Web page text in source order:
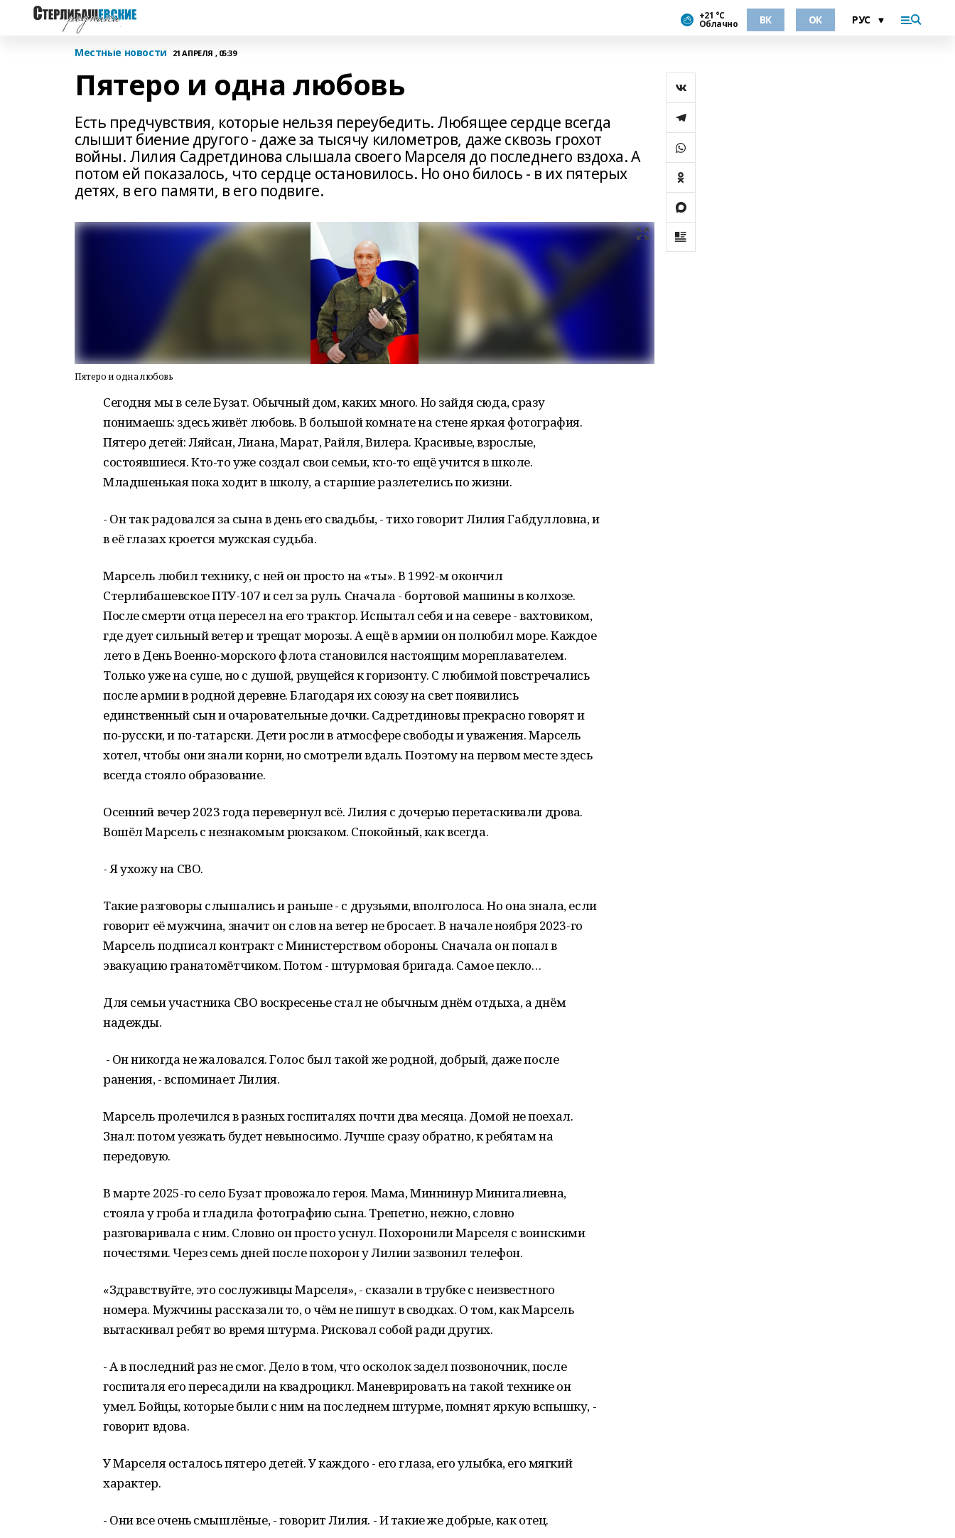
+21 °С
Облачно ВК ОК
Местные новости 21 АПРЕЛЯ , 05:39
Пятеро и одна любовь
Есть предчувствия, которые нельзя переубедить. Любящее сердце всегда
слышит биение другого - даже за тысячу километров, даже сквозь грохот
войны. Лилия Садретдинова слышала своего Марселя до последнего вздоха. А
потом ей показалось, что сердце остановилось. Но оно билось - в их пятерых
детях, в его памяти, в его подвиге.
Пятеро и одна любовь
Сегодня мы в селе Бузат. Обычный дом, каких много. Но зайдя сюда, сразу
понимаешь: здесь живёт любовь. В большой комнате на стене яркая фотография.
Пятеро детей: Ляйсан, Лиана, Марат, Райля, Вилера. Красивые, взрослые,
состоявшиеся. Кто-то уже создал свои семьи, кто-то ещё учится в школе.
Младшенькая пока ходит в школу, а старшие разлетелись по жизни.
- Он так радовался за сына в день его свадьбы, - тихо говорит Лилия Габдулловна, и
в её глазах кроется мужская судьба.
Марсель любил технику, с ней он просто на «ты». В 1992-м окончил
Стерлибашевское ПТУ-107 и сел за руль. Сначала - бортовой машины в колхозе.
После смерти отца пересел на его трактор. Испытал себя и на севере - вахтовиком,
где дует сильный ветер и трещат морозы. А ещё в армии он полюбил море. Каждое
лето в День Военно-морского флота становился настоящим мореплавателем.
Только уже на суше, но с душой, рвущейся к горизонту. С любимой повстречались
после армии в родной деревне. Благодаря их союзу на свет появились
единственный сын и очаровательные дочки. Садретдиновы прекрасно говорят и
по-русски, и по-татарски. Дети росли в атмосфере свободы и уважения. Марсель
хотел, чтобы они знали корни, но смотрели вдаль. Поэтому на первом месте здесь
всегда стояло образование.
Осенний вечер 2023 года перевернул всё. Лилия с дочерью перетаскивали дрова.
Вошёл Марсель с незнакомым рюкзаком. Спокойный, как всегда.
- Я ухожу на СВО.
Такие разговоры слышались и раньше - с друзьями, вполголоса. Но она знала, если
говорит её мужчина, значит он слов на ветер не бросает. В начале ноября 2023-го
Марсель подписал контракт с Министерством обороны. Сначала он попал в
эвакуацию гранатомётчиком. Потом - штурмовая бригада. Самое пекло…
Для семьи участника СВО воскресенье стал не обычным днём отдыха, а днём
надежды.
- Он никогда не жаловался. Голос был такой же родной, добрый, даже после
ранения, - вспоминает Лилия.
Марсель пролечился в разных госпиталях почти два месяца. Домой не поехал.
Знал: потом уезжать будет невыносимо. Лучше сразу обратно, к ребятам на
передовую.
В марте 2025-го село Бузат провожало героя. Мама, Миннинур Минигалиевна,
стояла у гроба и гладила фотографию сына. Трепетно, нежно, словно
разговаривала с ним. Словно он просто уснул. Похоронили Марселя с воинскими
почестями. Через семь дней после похорон у Лилии зазвонил телефон.
«Здравствуйте, это сослуживцы Марселя», - сказали в трубке с неизвестного
номера. Мужчины рассказали то, о чём не пишут в сводках. О том, как Марсель
вытаскивал ребят во время штурма. Рисковал собой ради других.
- А в последний раз не смог. Дело в том, что осколок задел позвоночник, после
госпиталя его пересадили на квадроцикл. Маневрировать на такой технике он
умел. Бойцы, которые были с ним на последнем штурме, помнят яркую вспышку, -
говорит вдова.
У Марселя осталось пятеро детей. У каждого - его глаза, его улыбка, его мягкий
характер.
- Они все очень смышлёные, - говорит Лилия. - И такие же добрые, как отец.